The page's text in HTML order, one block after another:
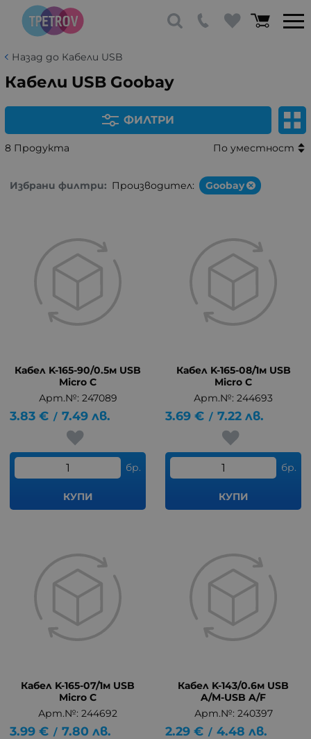
Назад до Кабели USB
Кабели USB Goobay
ФИЛТРИ
8 Продукта По уместност
Избрани филтри: Производител: Goobay
Кабел K-165-90/0.5м USB
Micro C
Арт.№: 247089
3.83 € / 7.49 лв.
бр.
КУПИ
Кабел K-165-08/1м USB
Micro C
Арт.№: 244693
3.69 € / 7.22 лв.
бр.
КУПИ
Кабел K-165-07/1м USB
Micro C
Арт.№: 244692
3.99 € / 7.80 лв.
Кабел K-143/0.6м USB
A/M-USB A/F
Арт.№: 240397
2.29 € / 4.48 лв.